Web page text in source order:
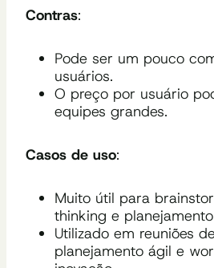
Contras:
Pode ser um pouco
usuários.
O preço por usuário
equipes grandes.
Casos de uso:
Muito útil para
thinking e
Utilizado em reuniões
planejamento ágil e